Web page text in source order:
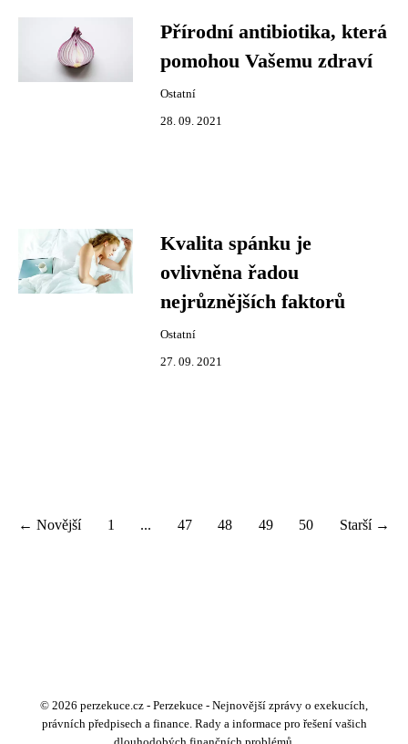
Přírodní antibiotika, která
pomohou Vašemu zdraví
Ostatní
28. 09. 2021
Kvalita spánku je
ovlivněna řadou
nejrůznějších faktorů
Ostatní
27. 09. 2021
← Novější 1 ... 47 48 49 50 Starší →
© 2026 perzekuce.cz - Perzekuce - Nejnovější zprávy o exekucích,
právních předpisech a finance. Rady a informace pro řešení vašich